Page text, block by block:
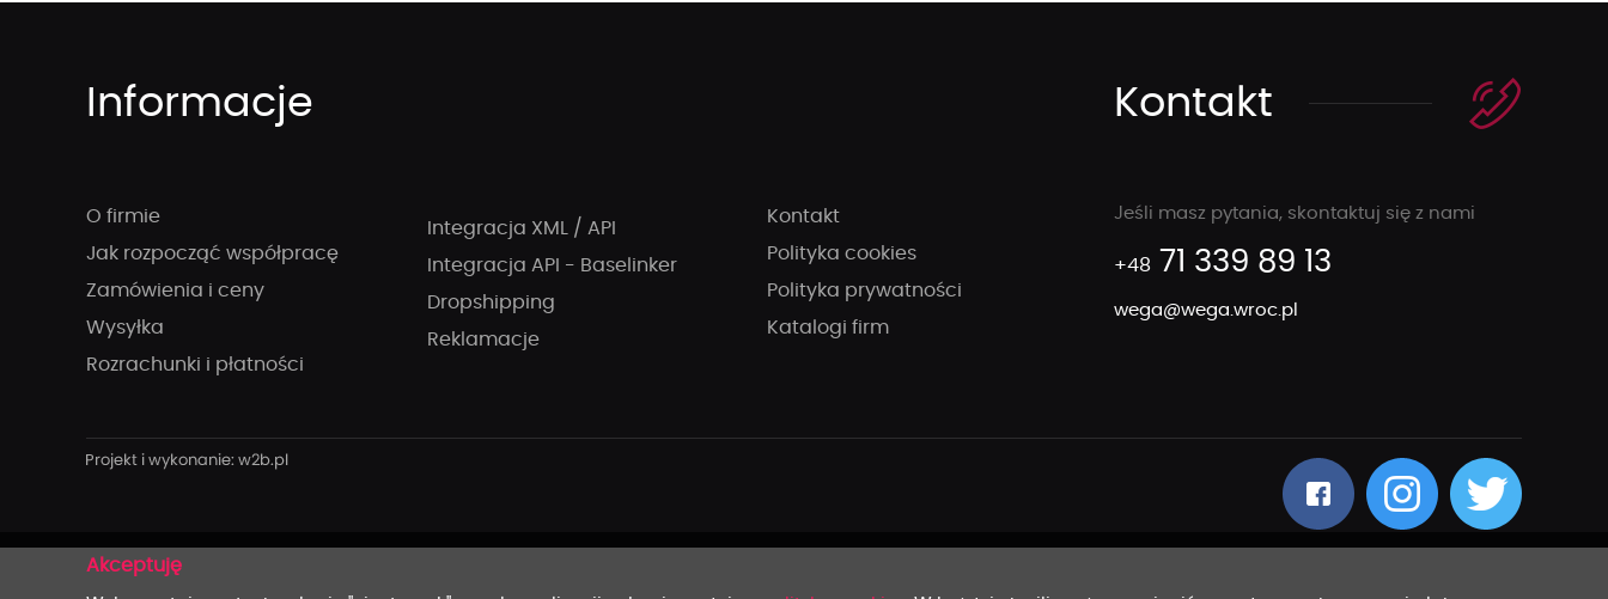
Informacje
O firmie
Jak rozpocząć współpracę
Zamówienia i ceny
Wysyłka
Rozrachunki i płatności
Integracja XML / API
Integracja API - Baselinker
Dropshipping
Reklamacje
Kontakt
Polityka cookies
Polityka prywatności
Katalogi firm
Kontakt
Jeśli masz pytania, skontaktuj się z nami
+48 71 339 89 13
wega@wega.wroc.pl